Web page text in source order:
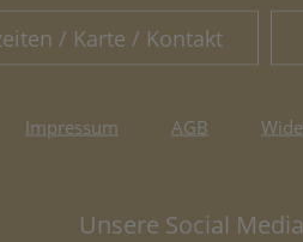
/ Karte / Kontakt
Impressum AGB
Unsere Social